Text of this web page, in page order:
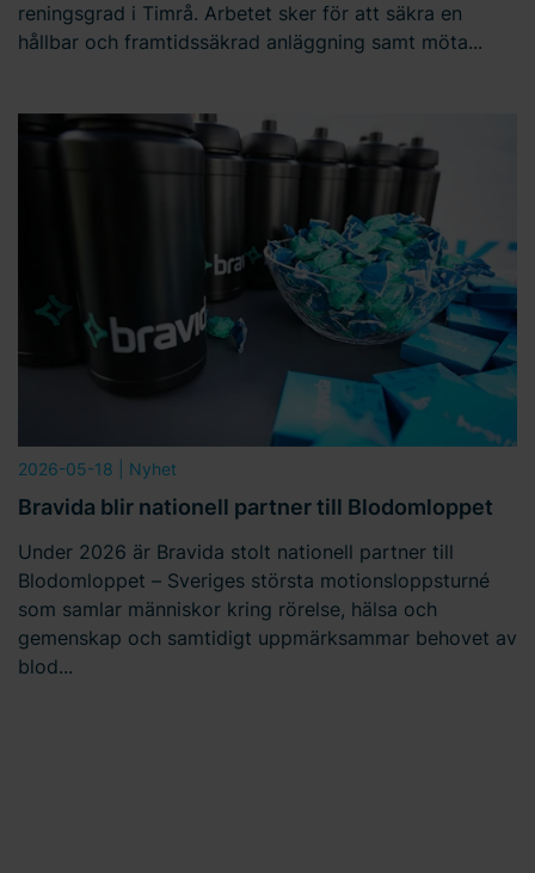
reningsgrad i Timrå. Arbetet sker för att säkra en
hållbar och framtidssäkrad anläggning samt möta...
2026-05-18 | Nyhet
Bravida blir nationell partner till Blodomloppet
Under 2026 är Bravida stolt nationell partner till
Blodomloppet – Sveriges största motionsloppsturné
som samlar människor kring rörelse, hälsa och
gemenskap och samtidigt uppmärksammar behovet av
blod...